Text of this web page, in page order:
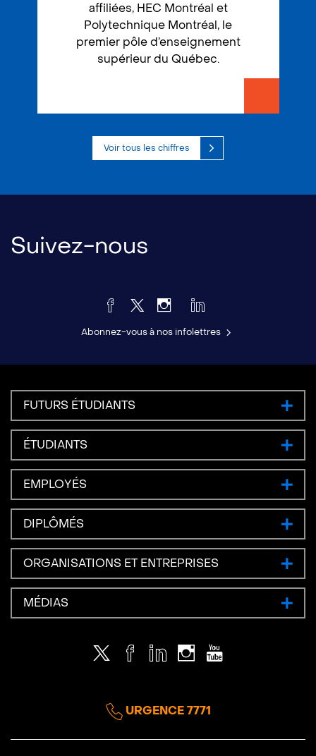
affiliées, HEC Montréal et
Polytechnique Montréal, le
premier pôle d’enseignement
supérieur du Québec.
Voir tous les chiffres
Suivez-nous
Abonnez-vous à nos infolettres
FUTURS ÉTUDIANTS
ÉTUDIANTS
EMPLOYÉS
DIPLÔMÉS
ORGANISATIONS ET ENTREPRISES
MÉDIAS
Twitter Facebook
LinkedInInstagramYoutube
URGENCE 7771